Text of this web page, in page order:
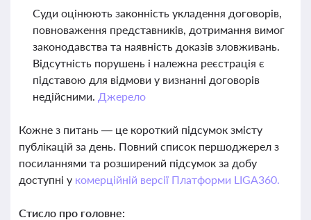
Суди оцінюють законність укладення договорів,
повноваження представників, дотримання вимог
законодавства та наявність доказів зловживань.
Відсутність порушень і належна реєстрація є
підставою для відмови у визнанні договорів
недійсними. Джерело
Кожне з питань — це короткий підсумок змісту
публікацій за день. Повний список першоджерел з
посиланнями та розширений підсумок за добу
доступні у комерційній версії Платформи LIGA360.
Стисло про головне: